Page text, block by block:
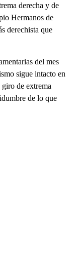
derecha y de
Hermanos de
derechista que
del mes
sigue intacto en
de extrema
de lo que